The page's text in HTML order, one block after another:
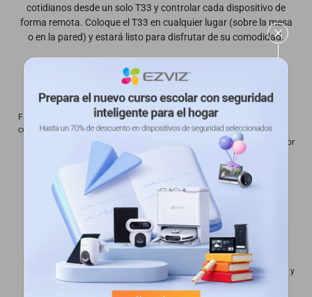
cotidianos desde un solo T33 y controlar cada dispositivo de
forma remota. Coloque el T33 en cualquier lugar (sobre la mesa
o en la pared) y estará listo para disfrutar de su comodidad.
Fácil configuración y
control a través de la
Amplia
compatibilidad con
dispositivos y
electrodomésticos¹
inteligente de
controles para mayor
compatibilidad²
Cobertura de
infrarrojos de 360°
Controles
Automáticos con
Horarios
Integración
inteligente con el
Asistente de Google y
Amazon Alexa³